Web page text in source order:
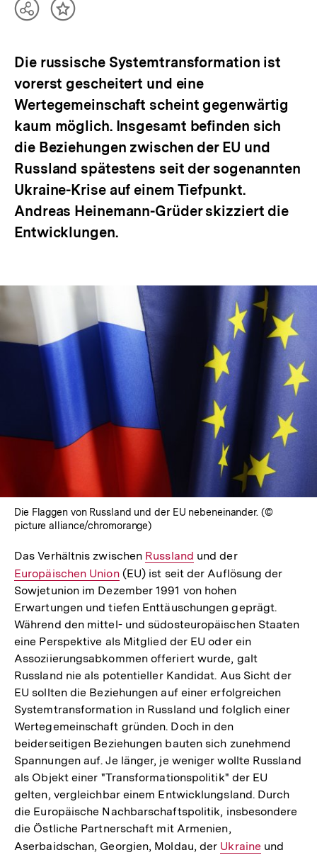
TeilenInhalt
Die russische Systemtransformation ist
vorerst gescheitert und eine
Wertegemeinschaft scheint gegenwärtig
kaum möglich. Insgesamt befinden sich
die Beziehungen zwischen der EU und
Russland spätestens seit der sogenannten
Ukraine-Krise auf einem Tiefpunkt.
Andreas Heinemann-Grüder skizziert die
Entwicklungen.
Die Flaggen von Russland und der EU nebeneinander. (©
picture alliance/chromorange)
Das Verhältnis zwischen Interner
Link:
Russland und derInterner
Link:
Europäischen Union(EU) ist seit der Auflösung der
Sowjetunion im Dezember 1991 von hohen
Erwartungen und tiefen Enttäuschungen geprägt.
Während den mittel- und südosteuropäischen Staaten
eine Perspektive als Mitglied der EU oder ein
Assoziierungsabkommen offeriert wurde, galt
Russland nie als potentieller Kandidat. Aus Sicht der
EU sollten die Beziehungen auf einer erfolgreichen
Systemtransformation in Russland und folglich einer
Wertegemeinschaft gründen. Doch in den
beiderseitigen Beziehungen bauten sich zunehmend
Spannungen auf. Je länger, je weniger wollte Russland
als Objekt einer "Transformationspolitik" der EU
gelten, vergleichbar einem Entwicklungsland. Durch
die Europäische Nachbarschaftspolitik, insbesondere
die Östliche Partnerschaft mit Armenien,
Aserbaidschan, Georgien, Moldau, der Interner
Ukraine und